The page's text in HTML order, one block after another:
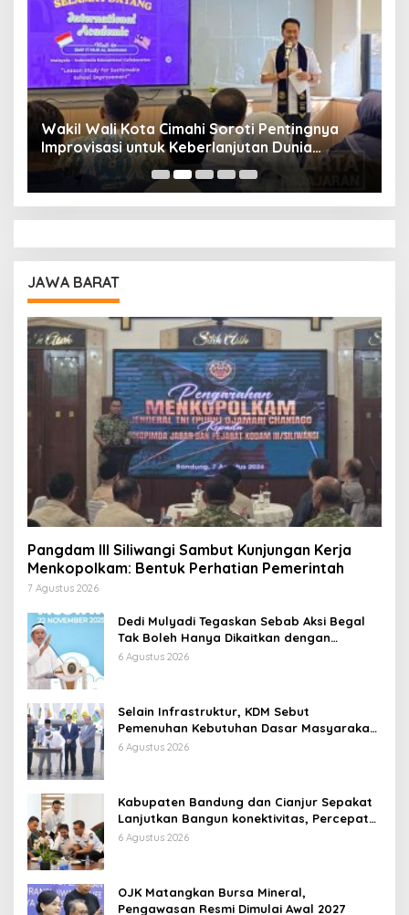
Wakil Wali Kota Cimahi Soroti Pentingnya
Improvisasi untuk Keberlanjutan Dunia
Pendidikan
JAWA BARAT
Pangdam III Siliwangi Sambut Kunjungan Kerja
Menkopolkam: Bentuk Perhatian Pemerintah
7 Agustus 2026
Dedi Mulyadi Tegaskan Sebab Aksi Begal
Tak Boleh Hanya Dikaitkan dengan
Ekonomi
6 Agustus 2026
Selain Infrastruktur, KDM Sebut
Pemenuhan Kebutuhan Dasar Masyarakat
Jadi Fokus APBD Jabar 2027
6 Agustus 2026
Kabupaten Bandung dan Cianjur Sepakat
Lanjutkan Bangun konektivitas, Percepat
Pertumbuhan Ekonomi Daerah
6 Agustus 2026
OJK Matangkan Bursa Mineral,
Pengawasan Resmi Dimulai Awal 2027